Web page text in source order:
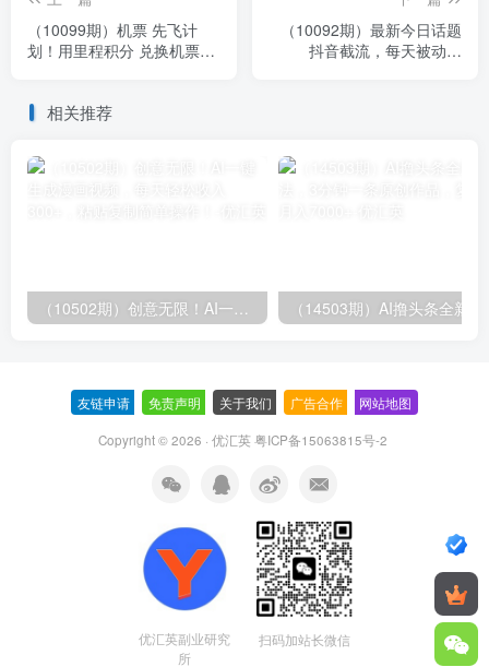
（10099期）机票 先飞计
划！用里程积分 兑换机票售
（10092期）最新今日话题
抖音截流，每天被动加
相关推荐
（10502期）创意无限！AI一键生成漫画视频，每天轻松收入300+，粘贴复制简单操作！
友链申请 免责声明 关于我们 广告合作 网站地图
Copyright © 2026 · 优汇英粤ICP备15063815号-2
优汇英副业研究
所
扫码加站长微信